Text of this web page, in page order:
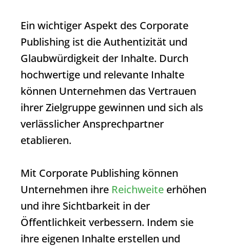
Ein wichtiger Aspekt des Corporate
Publishing ist die Authentizität und
Glaubwürdigkeit der Inhalte. Durch
hochwertige und relevante Inhalte
können Unternehmen das Vertrauen
ihrer Zielgruppe gewinnen und sich als
verlässlicher Ansprechpartner
etablieren.
Mit Corporate Publishing können
Unternehmen ihre Reichweite erhöhen
und ihre Sichtbarkeit in der
Öffentlichkeit verbessern. Indem sie
ihre eigenen Inhalte erstellen und